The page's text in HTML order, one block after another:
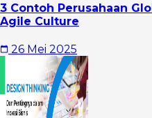
3 Contoh Perusahaan
Agile Culture
26 Mei 2025